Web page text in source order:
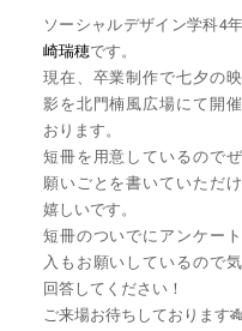
ソーシャルデザイン学科4
崎瑞穂です。
現在、卒業制作で七夕の
影を北門楠風広場にて開
おります。
短冊を用意しているので
願いごとを書いていただ
嬉しいです。
短冊のついでにアンケー
入もお願いしているので
回答してください！
ご来場お待ちしております